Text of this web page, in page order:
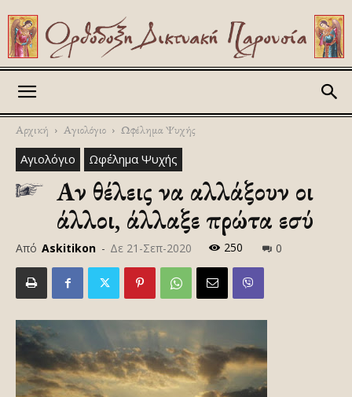
Αρχική Αγιολόγιο Ωφέλημα Ψυχής
Αγιολόγιο Ωφέλημα Ψυχής
Αν θέλεις να αλλάξουν οι
άλλοι, άλλαξε πρώτα εσύ
Από Askitikon - Δε 21-Σεπ-2020 250 0